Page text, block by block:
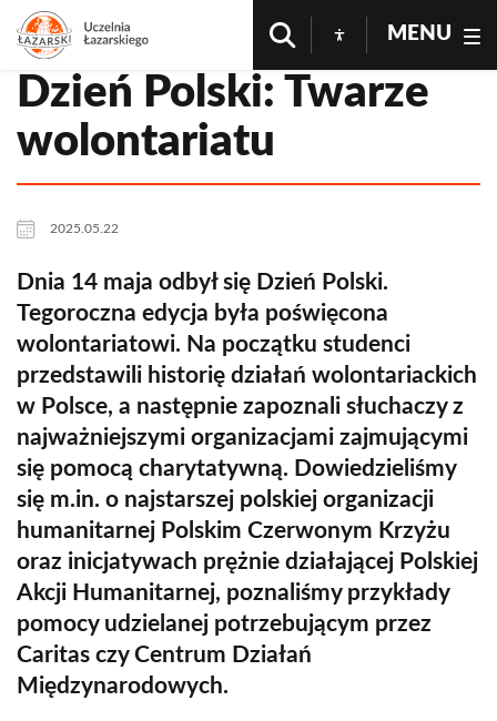
MENU
Dzień Polski: Twarze
wolontariatu
2025.05.22
Dnia 14 maja odbył się Dzień Polski.
Tegoroczna edycja była poświęcona
wolontariatowi. Na początku studenci
przedstawili historię działań wolontariackich
w Polsce, a następnie zapoznali słuchaczy z
najważniejszymi organizacjami zajmującymi
się pomocą charytatywną. Dowiedzieliśmy
się m.in. o najstarszej polskiej organizacji
humanitarnej Polskim Czerwonym Krzyżu
oraz inicjatywach prężnie działającej Polskiej
Akcji Humanitarnej, poznaliśmy przykłady
pomocy udzielanej potrzebującym przez
Caritas czy Centrum Działań
Międzynarodowych.